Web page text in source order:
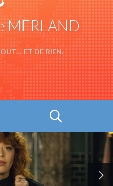
MERLAND
ET DE RIEN.